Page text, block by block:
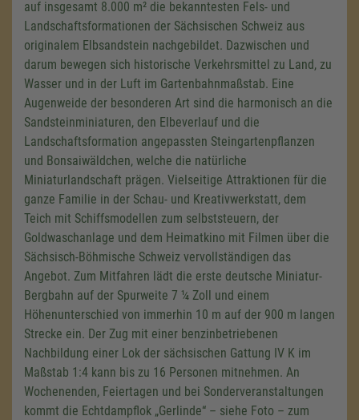
auf insgesamt 8.000 m² die bekanntesten Fels- und
Landschaftsformationen der Sächsischen Schweiz aus
originalem Elbsandstein nachgebildet. Dazwischen und
darum bewegen sich historische Verkehrsmittel zu Land, zu
Wasser und in der Luft im Gartenbahnmaßstab. Eine
Augenweide der besonderen Art sind die harmonisch an die
Sandsteinminiaturen, den Elbeverlauf und die
Landschaftsformation angepassten Steingartenpflanzen
und Bonsaiwäldchen, welche die natürliche
Miniaturlandschaft prägen. Vielseitige Attraktionen für die
ganze Familie in der Schau- und Kreativwerkstatt, dem
Teich mit Schiffsmodellen zum selbststeuern, der
Goldwaschanlage und dem Heimatkino mit Filmen über die
Sächsisch-Böhmische Schweiz vervollständigen das
Angebot. Zum Mitfahren lädt die erste deutsche Miniatur-
Bergbahn auf der Spurweite 7 ¼ Zoll und einem
Höhenunterschied von immerhin 10 m auf der 900 m langen
Strecke ein. Der Zug mit einer benzinbetriebenen
Nachbildung einer Lok der sächsischen Gattung IV K im
Maßstab 1:4 kann bis zu 16 Personen mitnehmen. An
Wochenenden, Feiertagen und bei Sonderveranstaltungen
kommt die Echtdampflok „Gerlinde“ – siehe Foto – zum